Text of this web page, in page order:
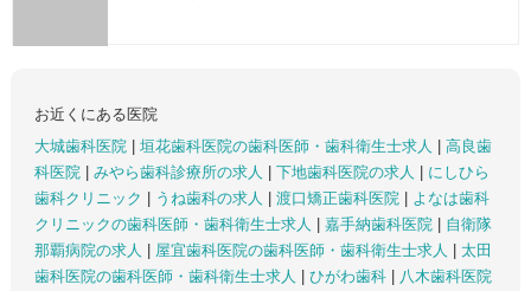
お近くにある医院
大城歯科医院
垣花歯科医院の歯科医師・歯科衛生士求人
高良歯
科医院
みやら歯科診療所の求人 下地歯科医院の求人
にしひら
歯科クリニック
うね歯科の求人 渡口矯正歯科医院
よなは歯科
クリニックの歯科医師・歯科衛生士求人
嘉手納歯科医院
自衛隊
那覇病院の求人
屋宜歯科医院の歯科医師・歯科衛生士求人
太田
歯科医院の歯科医師・歯科衛生士求人
ひがわ歯科
八木歯科医院